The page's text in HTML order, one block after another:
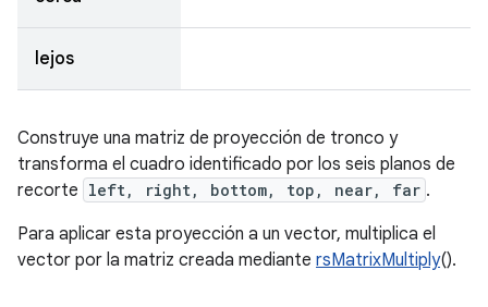
lejos
Construye una matriz de proyección de tronco y
transforma el cuadro identificado por los seis planos de
recorte left, right, bottom, top, near, far .
Para aplicar esta proyección a un vector, multiplica el
vector por la matriz creada mediante rsMatrixMultiply().